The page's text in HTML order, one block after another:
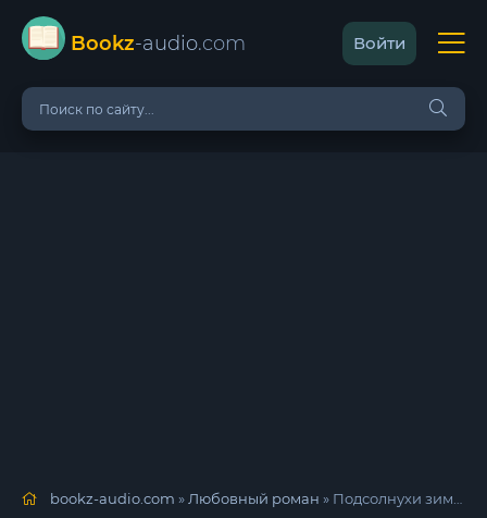
Bookz-audio.com Войти
bookz-audio.com » Любовный роман » Подсолнухи зимой, или Крутая дамочка 2 - Екатерина Вильмонт